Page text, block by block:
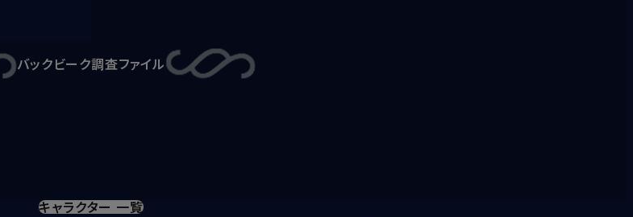
バックビーク調査ファイル
キャラクター 一覧